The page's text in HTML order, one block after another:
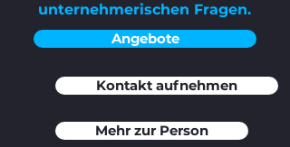
unternehmerischen Fragen.
Angebote
Kontakt aufnehmen
Mehr zur Person